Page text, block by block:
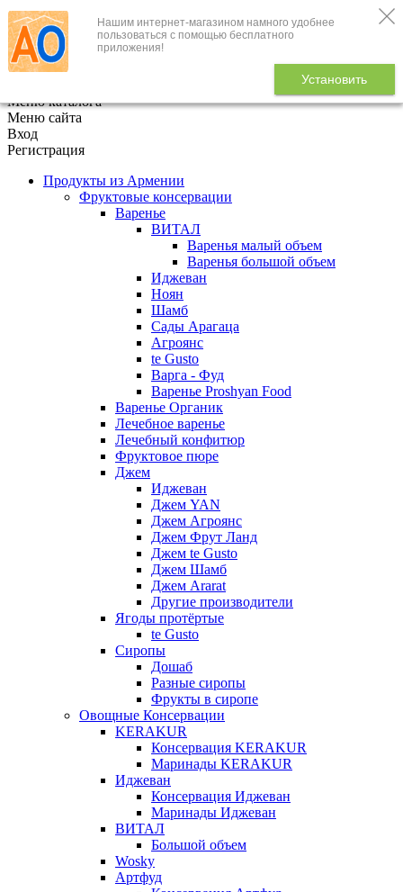
Нашим интернет-магазином намного удобнее
пользоваться с помощью бесплатного
приложения!
Установить
+7 (495) 646-888-1
В корзине
Меню каталога
Меню сайта
Вход
Регистрация
Продукты из Армении
Фруктовые консервации
Варенье
ВИТАЛ
Варенья малый объем
Варенья большой объем
Иджеван
Ноян
Шамб
Сады Арагаца
Агроянс
te Gusto
Варга - Фуд
Варенье Proshyan Food
Варенье Органик
Лечебное варенье
Лечебный конфитюр
Фруктовое пюре
Джем
Иджеван
Джем YAN
Джем Агроянс
Джем Фрут Ланд
Джем te Gusto
Джем Шамб
Джем Ararat
Другие производители
Ягоды протёртые
te Gusto
Сиропы
Дошаб
Разные сиропы
Фрукты в сиропе
Овощные Консервации
KERAKUR
Консервация KERAKUR
Маринады KERAKUR
Иджеван
Консервация Иджеван
Маринады Иджеван
ВИТАЛ
Большой объем
Wosky
Артфуд